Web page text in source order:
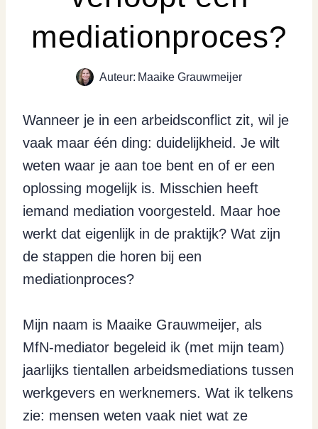
mediationproces?
Auteur: Maaike Grauwmeijer
Wanneer je in een arbeidsconflict zit, wil je
vaak maar één ding: duidelijkheid. Je wilt
weten waar je aan toe bent en of er een
oplossing mogelijk is. Misschien heeft
iemand mediation voorgesteld. Maar hoe
werkt dat eigenlijk in de praktijk? Wat zijn
de stappen die horen bij een
mediationproces?
Mijn naam is Maaike Grauwmeijer, als
MfN-mediator begeleid ik (met mijn team)
jaarlijks tientallen arbeidsmediations tussen
werkgevers en werknemers. Wat ik telkens
zie: mensen weten vaak niet wat ze